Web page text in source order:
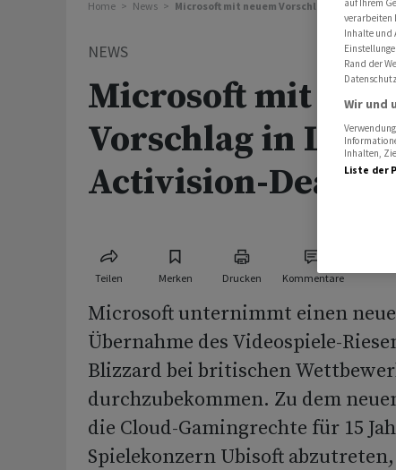
Home News Microsoft mit neuem Vorschlag in London
NEWS
Microsoft mit
Vorschlag in
Activision-Deal
Teilen Merken Drucken Kommentare
Microsoft unternimmt einen
Übernahme des Videospiele-
Blizzard bei britischen
durchzubekommen. Zu dem
die Cloud-Gamingrechte für 15
Spielekonzern Ubisoft
auf Ihrem
verarbeiten
Inhalte und
Rand der
Wir und
Inhalten,
Liste der